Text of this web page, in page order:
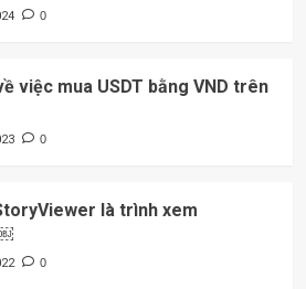
0
việc mua USDT bằng VND trên
0
là trình xem
0